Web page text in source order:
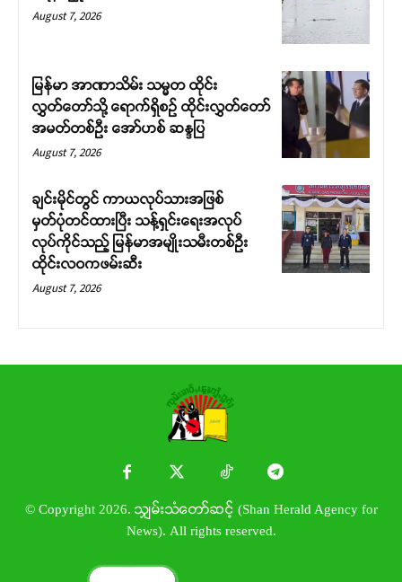
August 7, 2026
မြန်မာ အာဏာသိမ်း သမ္မတ ထိုင်း
လွှတ်တော်သို့ ရောက်ရှိစဉ် ထိုင်းလွှတ်တော်
အမတ်တစ်ဦး အော်ဟစ် ဆန္ဒပြ
August 7, 2026
ချင်းမိုင်တွင် ကာယလုပ်သားအဖြစ်
မှတ်ပုံတင်ထားပြီး သန့်ရှင်းရေးအလုပ်
လုပ်ကိုင်သည့် မြန်မာအမျိုးသမီးတစ်ဦး
ထိုင်းလဝကဖမ်းဆီး
August 7, 2026
© Copyright 2026. သျှမ်းသံတော်ဆင့် (Shan Herald Agency for
News). All rights reserved.